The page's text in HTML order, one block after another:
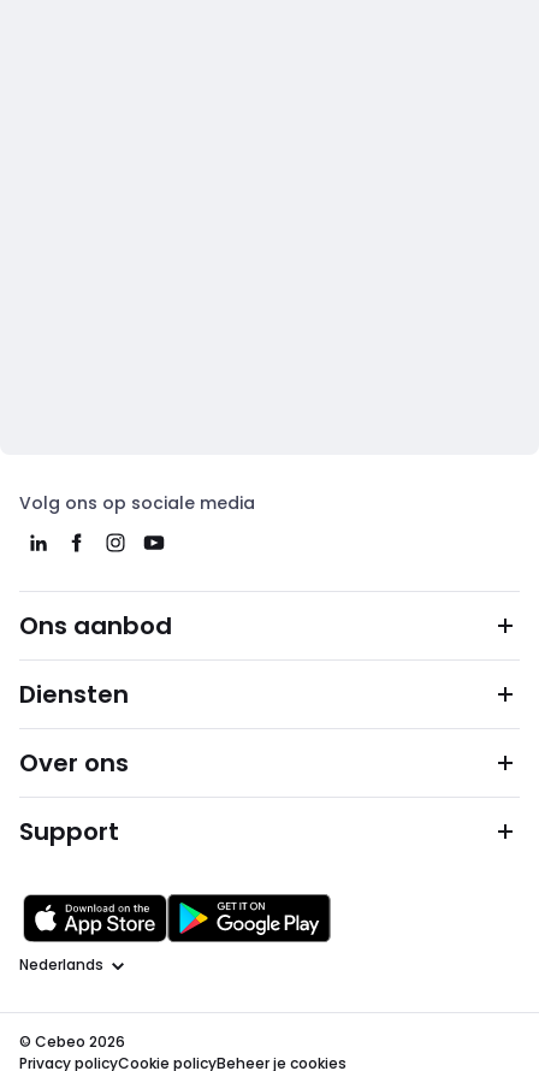
Volg ons op sociale media
Ons aanbod
Diensten
Over ons
Support
Taal
© Cebeo 2026
Privacy policyCookie policyBeheer je cookies